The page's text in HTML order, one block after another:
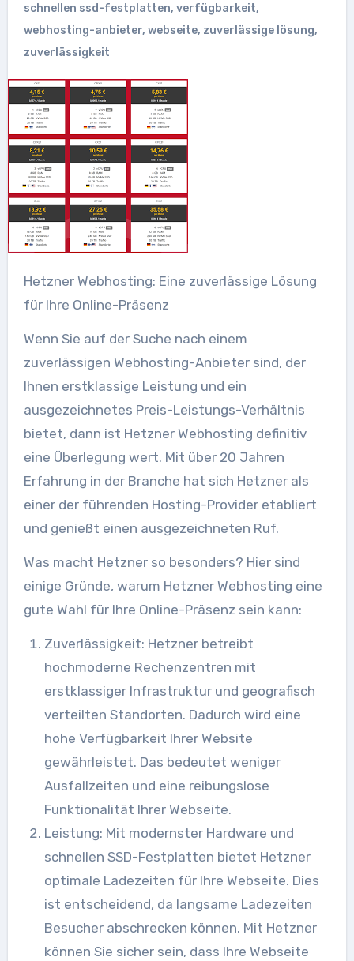
schnellen ssd-festplatten, verfügbarkeit,
webhosting-anbieter, webseite, zuverlässige lösung,
zuverlässigkeit
Hetzner Webhosting: Eine zuverlässige Lösung
für Ihre Online-Präsenz
Wenn Sie auf der Suche nach einem
zuverlässigen Webhosting-Anbieter sind, der
Ihnen erstklassige Leistung und ein
ausgezeichnetes Preis-Leistungs-Verhältnis
bietet, dann ist Hetzner Webhosting definitiv
eine Überlegung wert. Mit über 20 Jahren
Erfahrung in der Branche hat sich Hetzner als
einer der führenden Hosting-Provider etabliert
und genießt einen ausgezeichneten Ruf.
Was macht Hetzner so besonders? Hier sind
einige Gründe, warum Hetzner Webhosting eine
gute Wahl für Ihre Online-Präsenz sein kann:
Zuverlässigkeit: Hetzner betreibt
hochmoderne Rechenzentren mit
erstklassiger Infrastruktur und geografisch
verteilten Standorten. Dadurch wird eine
hohe Verfügbarkeit Ihrer Website
gewährleistet. Das bedeutet weniger
Ausfallzeiten und eine reibungslose
Funktionalität Ihrer Webseite.
Leistung: Mit modernster Hardware und
schnellen SSD-Festplatten bietet Hetzner
optimale Ladezeiten für Ihre Webseite. Dies
ist entscheidend, da langsame Ladezeiten
Besucher abschrecken können. Mit Hetzner
können Sie sicher sein, dass Ihre Webseite